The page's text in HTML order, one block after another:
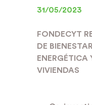
31/05/2023
FONDECYT
DE
VIVIENDAS